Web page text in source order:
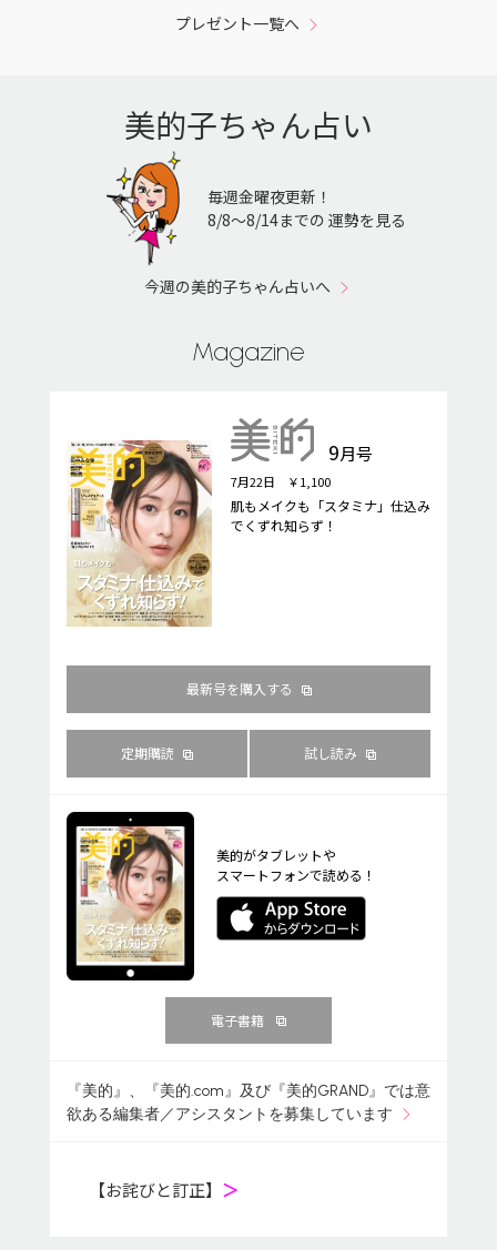
プレゼント一覧へ
美的子ちゃん占い
毎週金曜夜更新！
8/8〜8/14までの 運勢を見る
今週の美的子ちゃん占いへ
Magazine
9月号
7月22日 ￥1,100
肌もメイクも「スタミナ」仕込み
でくずれ知らず！
最新号を購入する
定期購読 試し読み
美的がタブレットや
スマートフォンで読める！
電子書籍
『美的』、『美的.com』及び『美的GRAND』では意
欲ある編集者／アシスタントを募集しています
【お詫びと訂正】 ＞